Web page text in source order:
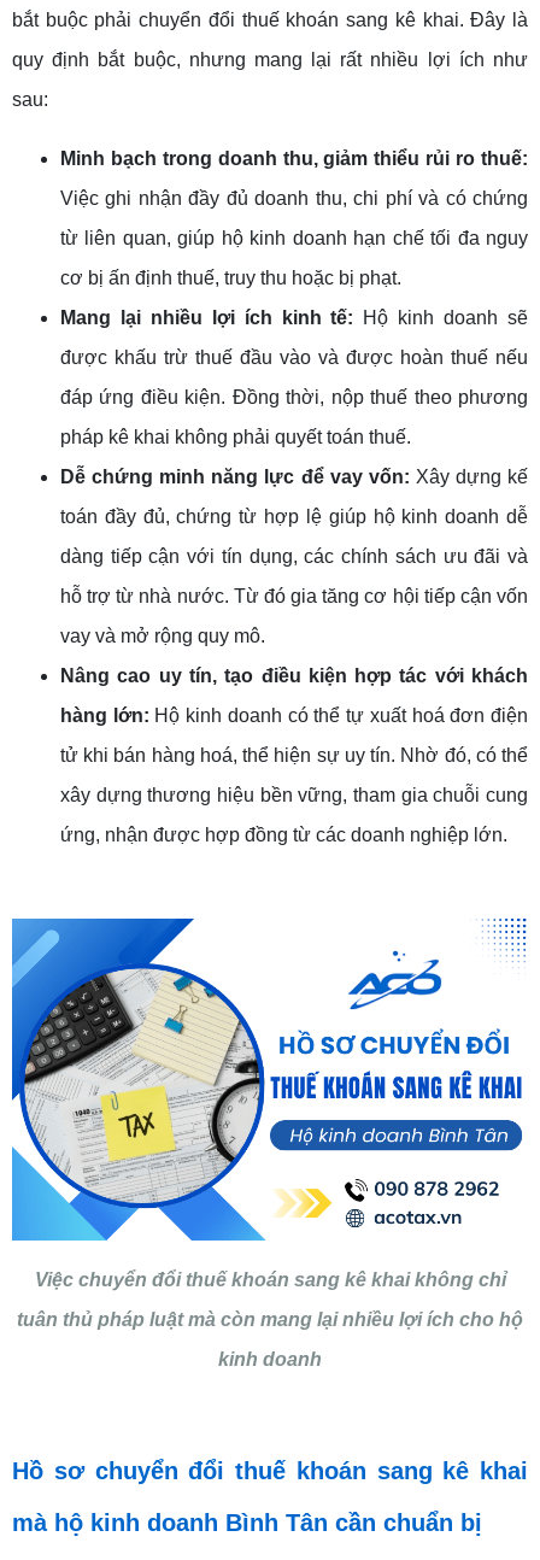
bắt buộc phải chuyển đổi thuế khoán sang kê khai. Đây là
quy định bắt buộc, nhưng mang lại rất nhiều lợi ích như
sau:
Minh bạch trong doanh thu, giảm thiểu rủi ro thuế:
Việc ghi nhận đầy đủ doanh thu, chi phí và có chứng
từ liên quan, giúp hộ kinh doanh hạn chế tối đa nguy
cơ bị ấn định thuế, truy thu hoặc bị phạt.
Mang lại nhiều lợi ích kinh tế: Hộ kinh doanh sẽ
được khấu trừ thuế đầu vào và được hoàn thuế nếu
đáp ứng điều kiện. Đồng thời, nộp thuế theo phương
pháp kê khai không phải quyết toán thuế.
Dễ chứng minh năng lực để vay vốn: Xây dựng kế
toán đầy đủ, chứng từ hợp lệ giúp hộ kinh doanh dễ
dàng tiếp cận với tín dụng, các chính sách ưu đãi và
hỗ trợ từ nhà nước. Từ đó gia tăng cơ hội tiếp cận vốn
vay và mở rộng quy mô.
Nâng cao uy tín, tạo điều kiện hợp tác với khách
hàng lớn: Hộ kinh doanh có thể tự xuất hoá đơn điện
tử khi bán hàng hoá, thể hiện sự uy tín. Nhờ đó, có thể
xây dựng thương hiệu bền vững, tham gia chuỗi cung
ứng, nhận được hợp đồng từ các doanh nghiệp lớn.
Việc chuyển đổi thuế khoán sang kê khai không chỉ
tuân thủ pháp luật mà còn mang lại nhiều lợi ích cho hộ
kinh doanh
Hồ sơ chuyển đổi thuế khoán sang kê khai
mà hộ kinh doanh Bình Tân cần chuẩn bị